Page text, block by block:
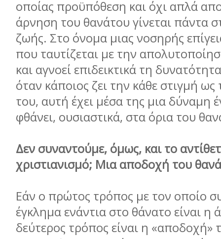
οποίας προϋπόθεση και όχι απλά
άρνηση του θανάτου γίνεται πάντα
ζωής. Στο όνομα μιας νοσηρής
που ταυτίζεται με την
και αγνοεί επιδεικτικά τη
όταν κάποιος ζει την κάθε στιγμή ως
του, αυτή έχει μέσα της μια δύναμη
φθάνει, ουσιαστικά, στα όρια του
Δεν συναντούμε, όμως, και το
χριστιανισμό; Μια αποδοχή του
Εάν ο πρώτος τρόπος με τον οποίο
έγκλημα ενάντια στο θάνατο είναι η
δεύτερος τρόπος είναι η «αποδοχή»